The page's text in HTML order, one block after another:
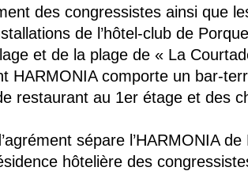
des congressistes ainsi que
de l’hôtel-club de
et de la plage de « La
HARMONIA comporte un bar-
restaurant au 1er étage et des
sépare l’HARMONIA
hôtelière des